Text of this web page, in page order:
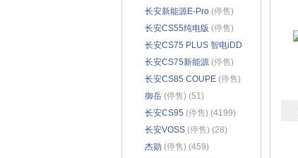
长安新能源E-Pro (停售)
(603)
长安CS55纯电版 (停售)
(899)
长安CS75 PLUS 智电iDD
(停售) (386)
长安CS75新能源 (停售)
(667)
长安CS85 COUPE (停售)
(4263)
御岳 (停售) (51)
长安CS95 (停售) (4199)
长安VOSS (停售) (28)
杰勋 (停售) (459)